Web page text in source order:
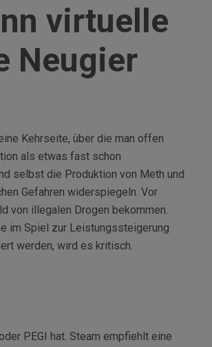
virtuelle
Neugier
Kehrseite, über die man offen
als etwas fast schon
selbst die Produktion von Meth und
Gefahren widerspiegeln. Vor
von illegalen Drogen bekommen.
im Spiel zur Leistungssteigerung
werden, wird es kritisch.
PEGI hat. Steam empfiehlt eine